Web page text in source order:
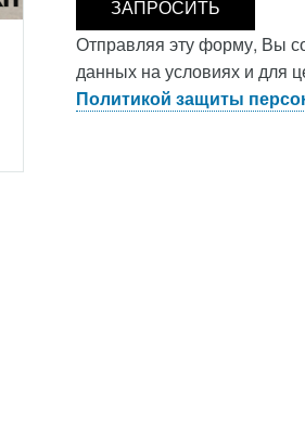
Отправляя эту форму, Вы
данных на условиях и для
Политикой защиты